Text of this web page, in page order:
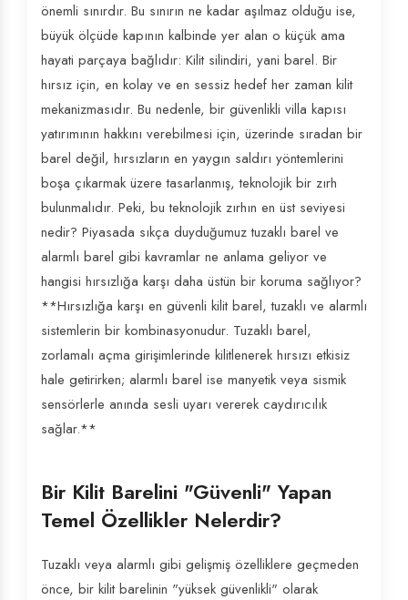
önemli sınırdır. Bu sınırın ne kadar aşılmaz olduğu ise,
büyük ölçüde kapının kalbinde yer alan o küçük ama
hayati parçaya bağlıdır: Kilit silindiri, yani barel. Bir
hırsız için, en kolay ve en sessiz hedef her zaman kilit
mekanizmasıdır. Bu nedenle, bir güvenlikli villa kapısı
yatırımının hakkını verebilmesi için, üzerinde sıradan bir
barel değil, hırsızların en yaygın saldırı yöntemlerini
boşa çıkarmak üzere tasarlanmış, teknolojik bir zırh
bulunmalıdır. Peki, bu teknolojik zırhın en üst seviyesi
nedir? Piyasada sıkça duyduğumuz tuzaklı barel ve
alarmlı barel gibi kavramlar ne anlama geliyor ve
hangisi hırsızlığa karşı daha üstün bir koruma sağlıyor?
**Hırsızlığa karşı en güvenli kilit barel, tuzaklı ve alarmlı
sistemlerin bir kombinasyonudur. Tuzaklı barel,
zorlamalı açma girişimlerinde kilitlenerek hırsızı etkisiz
hale getirirken; alarmlı barel ise manyetik veya sismik
sensörlerle anında sesli uyarı vererek caydırıcılık
sağlar.**
Bir Kilit Barelini "Güvenli" Yapan
Temel Özellikler Nelerdir?
Tuzaklı veya alarmlı gibi gelişmiş özelliklere geçmeden
önce, bir kilit barelinin "yüksek güvenlikli" olarak